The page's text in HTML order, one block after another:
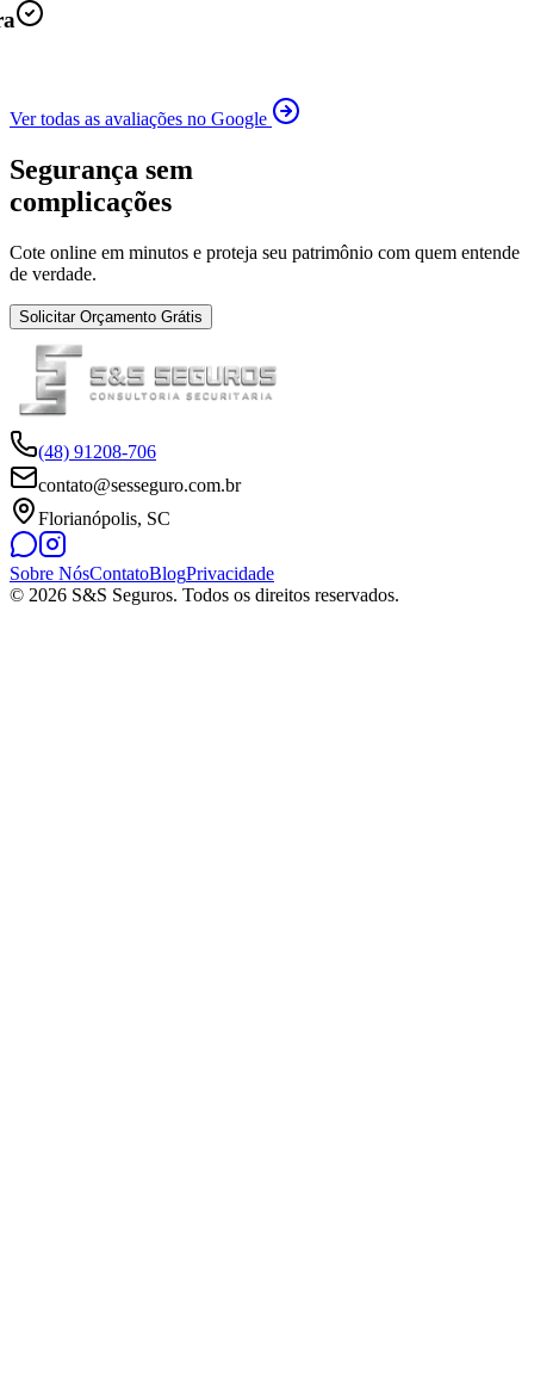
Ver todas as avaliações no Google
Segurança sem
complicações
Cote online em minutos e proteja seu patrimônio com quem entende
de verdade.
Solicitar Orçamento Grátis
(48) 91208-706
contato@sesseguro.com.br
Florianópolis, SC
Sobre NósContatoBlogPrivacidade
© 2026 S&S Seguros. Todos os direitos reservados.